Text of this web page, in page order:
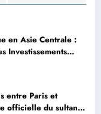
en Asie Centrale :
Investissements
entre Paris et
officielle du sultan